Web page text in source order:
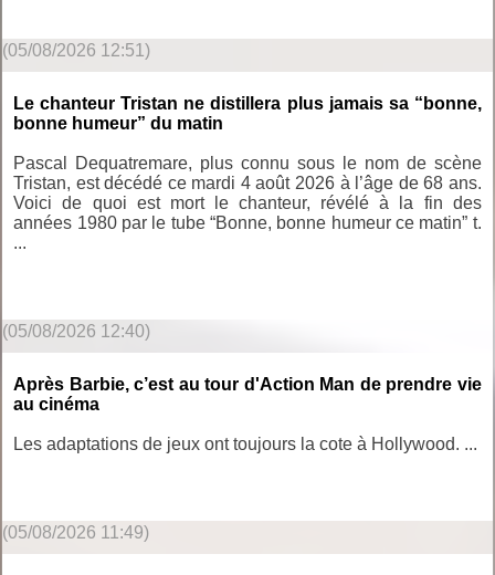
(05/08/2026 12:51)
Le chanteur Tristan ne distillera plus jamais sa “bonne,
bonne humeur” du matin
Pascal Dequatremare, plus connu sous le nom de scène
Tristan, est décédé ce mardi 4 août 2026 à l’âge de 68 ans.
Voici de quoi est mort le chanteur, révélé à la fin des
années 1980 par le tube “Bonne, bonne humeur ce matin” t.
...
(05/08/2026 12:40)
Après Barbie, c’est au tour d'Action Man de prendre vie
au cinéma
Les adaptations de jeux ont toujours la cote à Hollywood. ...
(05/08/2026 11:49)